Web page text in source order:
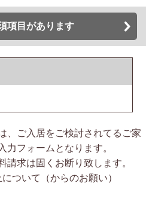
項目があります
、ご入居をご検討されてるご家
力フォームとなります。
請求は固くお断り致します。
ついて（からのお願い）